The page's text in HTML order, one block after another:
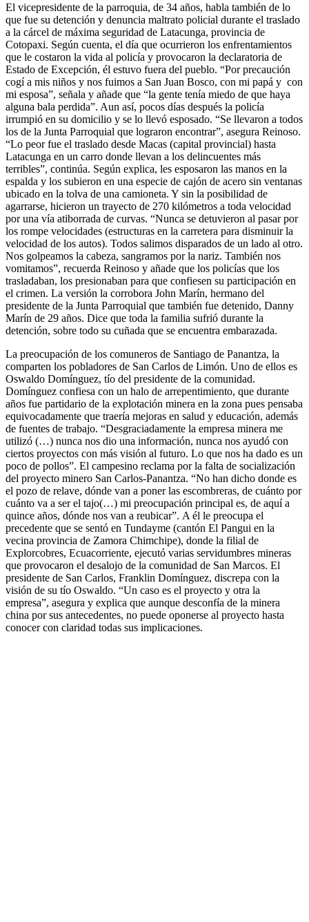
El vicepresidente de la parroquia, de 34 años, habla también de lo
que fue su detención y denuncia maltrato policial durante el traslado
a la cárcel de máxima seguridad de Latacunga, provincia de
Cotopaxi. Según cuenta, el día que ocurrieron los enfrentamientos
que le costaron la vida al policía y provocaron la declaratoria de
Estado de Excepción, él estuvo fuera del pueblo. “Por precaución
cogí a mis niños y nos fuimos a San Juan Bosco, con mi papá y con
mi esposa”, señala y añade que “la gente tenía miedo de que haya
alguna bala perdida”. Aun así, pocos días después la policía
irrumpió en su domicilio y se lo llevó esposado. “Se llevaron a todos
los de la Junta Parroquial que lograron encontrar”, asegura Reinoso.
“Lo peor fue el traslado desde Macas (capital provincial) hasta
Latacunga en un carro donde llevan a los delincuentes más
terribles”, continúa. Según explica, les esposaron las manos en la
espalda y los subieron en una especie de cajón de acero sin ventanas
ubicado en la tolva de una camioneta. Y sin la posibilidad de
agarrarse, hicieron un trayecto de 270 kilómetros a toda velocidad
por una vía atiborrada de curvas. “Nunca se detuvieron al pasar por
los rompe velocidades (estructuras en la carretera para disminuir la
velocidad de los autos). Todos salimos disparados de un lado al otro.
Nos golpeamos la cabeza, sangramos por la nariz. También nos
vomitamos”, recuerda Reinoso y añade que los policías que los
trasladaban, los presionaban para que confiesen su participación en
el crimen. La versión la corrobora John Marín, hermano del
presidente de la Junta Parroquial que también fue detenido, Danny
Marín de 29 años. Dice que toda la familia sufrió durante la
detención, sobre todo su cuñada que se encuentra embarazada.
La preocupación de los comuneros de Santiago de Panantza, la
comparten los pobladores de San Carlos de Limón. Uno de ellos es
Oswaldo Domínguez, tío del presidente de la comunidad.
Domínguez confiesa con un halo de arrepentimiento, que durante
años fue partidario de la explotación minera en la zona pues pensaba
equivocadamente que traería mejoras en salud y educación, además
de fuentes de trabajo. “Desgraciadamente la empresa minera me
utilizó (…) nunca nos dio una información, nunca nos ayudó con
ciertos proyectos con más visión al futuro. Lo que nos ha dado es un
poco de pollos”. El campesino reclama por la falta de socialización
del proyecto minero San Carlos-Panantza. “No han dicho donde es
el pozo de relave, dónde van a poner las escombreras, de cuánto por
cuánto va a ser el tajo(…) mi preocupación principal es, de aquí a
quince años, dónde nos van a reubicar”. A él le preocupa el
precedente que se sentó en Tundayme (cantón El Pangui en la
vecina provincia de Zamora Chimchipe), donde la filial de
Explorcobres, Ecuacorriente, ejecutó varias servidumbres mineras
que provocaron el desalojo de la comunidad de San Marcos. El
presidente de San Carlos, Franklin Domínguez, discrepa con la
visión de su tío Oswaldo. “Un caso es el proyecto y otra la
empresa”, asegura y explica que aunque desconfía de la minera
china por sus antecedentes, no puede oponerse al proyecto hasta
conocer con claridad todas sus implicaciones.